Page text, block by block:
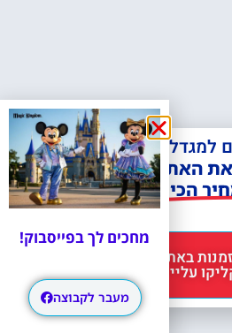
למגדל אייפל?
האתר הכי אמין -
הכי זול!
עליי 😊
מחכים לך בפייסבוק!
מעבר לקבוצה